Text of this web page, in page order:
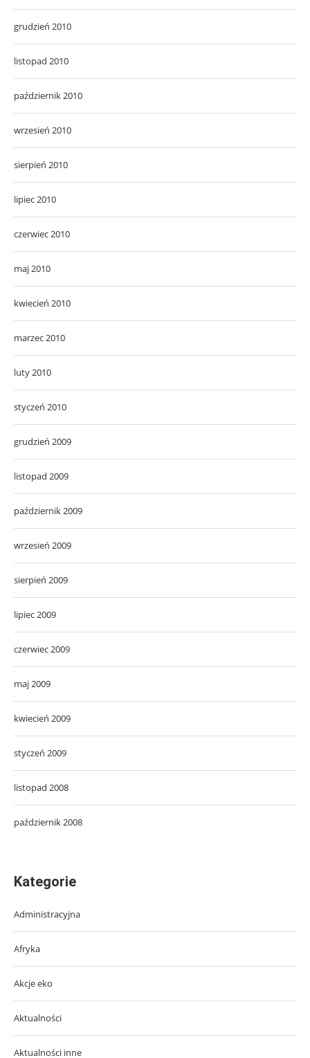
grudzień 2010
listopad 2010
październik 2010
wrzesień 2010
sierpień 2010
lipiec 2010
czerwiec 2010
maj 2010
kwiecień 2010
marzec 2010
luty 2010
styczeń 2010
grudzień 2009
listopad 2009
październik 2009
wrzesień 2009
sierpień 2009
lipiec 2009
czerwiec 2009
maj 2009
kwiecień 2009
styczeń 2009
listopad 2008
październik 2008
Kategorie
Administracyjna
Afryka
Akcje eko
Aktualności
Aktualności inne